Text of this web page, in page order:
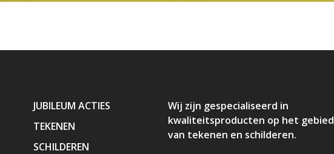
JUBILEUM ACTIES
TEKENEN
SCHILDEREN
Wij zijn gespecialiseerd in
kwaliteitsproducten op het gebied
van tekenen en schilderen.